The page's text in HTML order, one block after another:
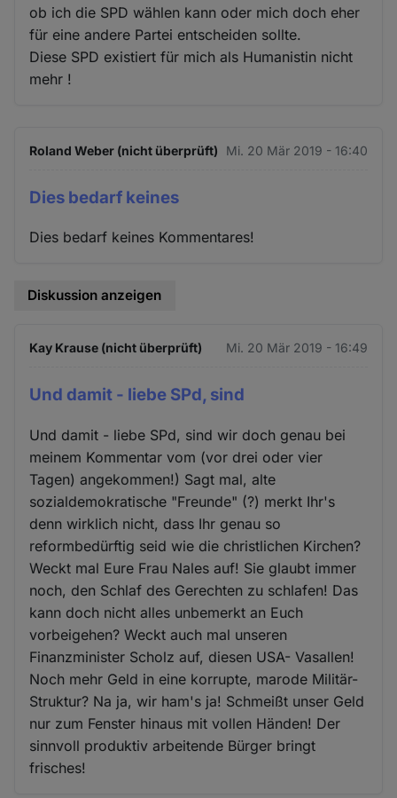
ob ich die SPD wählen kann oder mich doch eher
für eine andere Partei entscheiden sollte.
Diese SPD existiert für mich als Humanistin nicht
mehr !
Roland Weber (nicht überprüft) Mi. 20 Mär 2019 - 16:40
Dies bedarf keines
Dies bedarf keines Kommentares!
Diskussion anzeigen
Kay Krause (nicht überprüft) Mi. 20 Mär 2019 - 16:49
Und damit - liebe SPd, sind
Und damit - liebe SPd, sind wir doch genau bei
meinem Kommentar vom (vor drei oder vier
Tagen) angekommen!) Sagt mal, alte
sozialdemokratische "Freunde" (?) merkt Ihr's
denn wirklich nicht, dass Ihr genau so
reformbedürftig seid wie die christlichen Kirchen?
Weckt mal Eure Frau Nales auf! Sie glaubt immer
noch, den Schlaf des Gerechten zu schlafen! Das
kann doch nicht alles unbemerkt an Euch
vorbeigehen? Weckt auch mal unseren
Finanzminister Scholz auf, diesen USA- Vasallen!
Noch mehr Geld in eine korrupte, marode Militär-
Struktur? Na ja, wir ham's ja! Schmeißt unser Geld
nur zum Fenster hinaus mit vollen Händen! Der
sinnvoll produktiv arbeitende Bürger bringt
frisches!